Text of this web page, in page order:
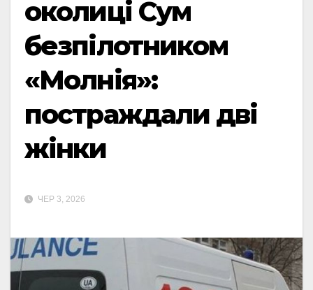
околиці Сум
безпілотником
«Молнія»:
постраждали дві
жінки
ЧЕР 3, 2026